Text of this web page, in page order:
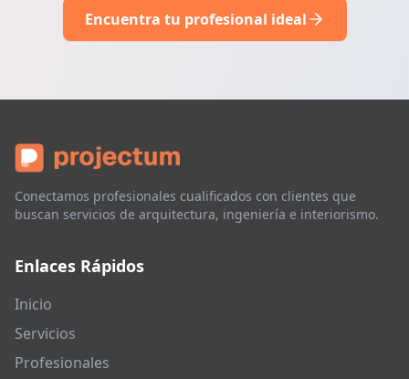
Encuentra tu profesional ideal
Conectamos profesionales cualificados con clientes que
buscan servicios de arquitectura, ingeniería e interiorismo.
Enlaces Rápidos
Inicio
Servicios
Profesionales